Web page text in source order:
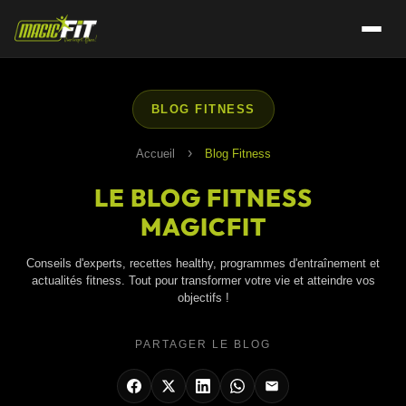
BLOG FITNESS
Accueil › Blog Fitness
LE BLOG FITNESS
MAGICFIT
Conseils d'experts, recettes healthy, programmes d'entraînement et
actualités fitness. Tout pour transformer votre vie et atteindre vos
objectifs !
PARTAGER LE BLOG